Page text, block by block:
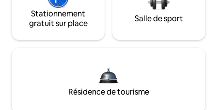
Stationnement
gratuit sur place
Salle de sport
Résidence de tourisme